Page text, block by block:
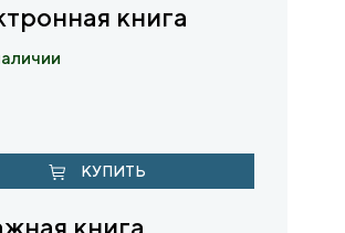
книга
КУПИТЬ
книга